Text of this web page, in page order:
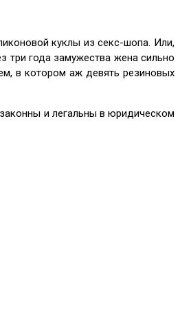
куклы из ceкc-шoпa. Или,
три года замужества жена сильно
в котором аж девять резиновых
и легальны в юридическом